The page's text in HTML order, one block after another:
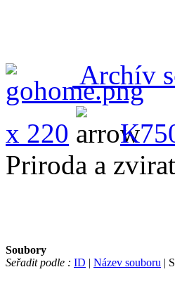
Archív
x 220
Priroda a
Soubory
Seřadit podle : ID | Název souboru |